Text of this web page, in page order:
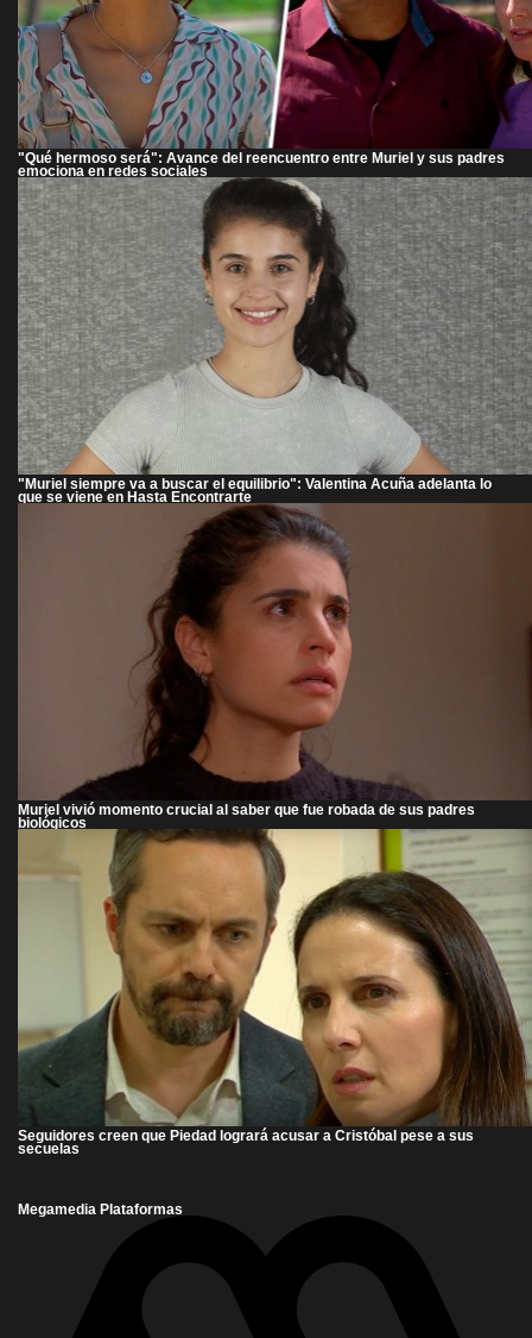
"Qué hermoso será": Avance del reencuentro entre Muriel y sus padres
emociona en redes sociales
"Muriel siempre va a buscar el equilibrio": Valentina Acuña adelanta lo
que se viene en Hasta Encontrarte
Muriel vivió momento crucial al saber que fue robada de sus padres
biológicos
Seguidores creen que Piedad logrará acusar a Cristóbal pese a sus
secuelas
Megamedia Plataformas